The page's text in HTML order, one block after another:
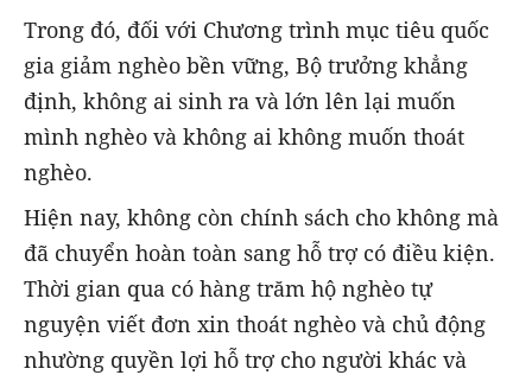
Trong đó, đối với Chương trình mục tiêu quốc
gia giảm nghèo bền vững, Bộ trưởng khẳng
định, không ai sinh ra và lớn lên lại muốn
mình nghèo và không ai không muốn thoát
nghèo.
Hiện nay, không còn chính sách cho không mà
đã chuyển hoàn toàn sang hỗ trợ có điều kiện.
Thời gian qua có hàng trăm hộ nghèo tự
nguyện viết đơn xin thoát nghèo và chủ động
nhường quyền lợi hỗ trợ cho người khác và